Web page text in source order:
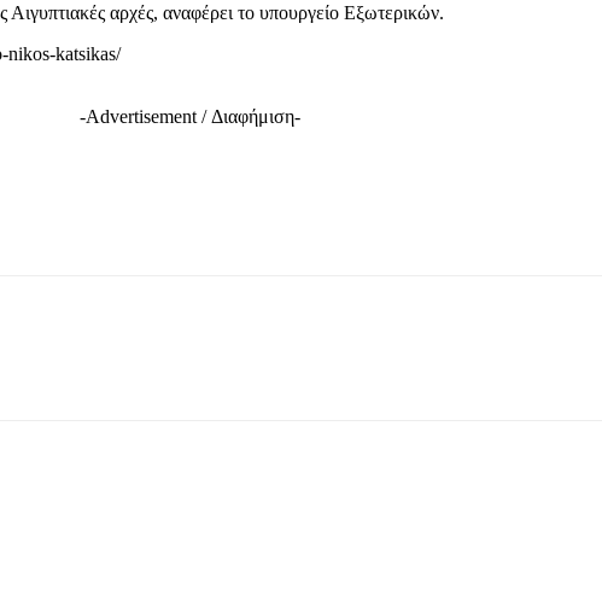
αρχές, αναφέρει το υπουργείο Εξωτερικών.
nikos-katsikas/
-Advertisement / Διαφήμιση-